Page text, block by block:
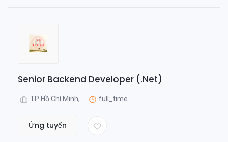
Senior Backend Developer (.Net)
TP Hồ Chí Minh, full_time
Ứng tuyển